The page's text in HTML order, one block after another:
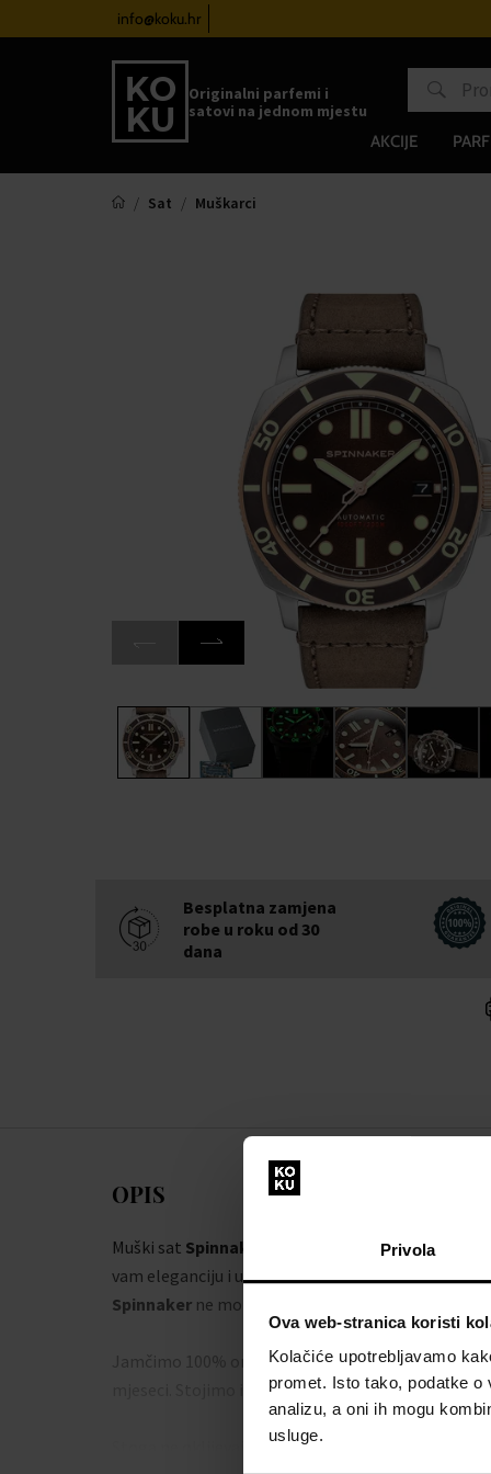
Privola
Ova web-stranica koristi
Kolačiće upotrebljavamo
promet. Isto tako, podatke
analizu, a oni ih mogu
usluge.
info@koku.hr
Originalni parfemi i
satovi na jednom mjestu
AKCIJE
Sat Muškarci
Besplatna zamjena
robe u roku od 30
dana
OPIS
Muški sat Spinnaker SP-5088-04 Hull Diver
vam eleganciju i upotpuni vaš stil. Uz kvalitetnu
Spinnaker ne morate se brinuti da ćete pogriješiti.
Jamčimo 100% originalnost robe i besplatnu
mjeseci. Stojimo iza proizvoda u našoj ponudi.
Stoga ne oklijevajte i usavršite svoj stil ručnim